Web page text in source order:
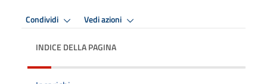
Condividi Vedi azioni
INDICE DELLA PAGINA